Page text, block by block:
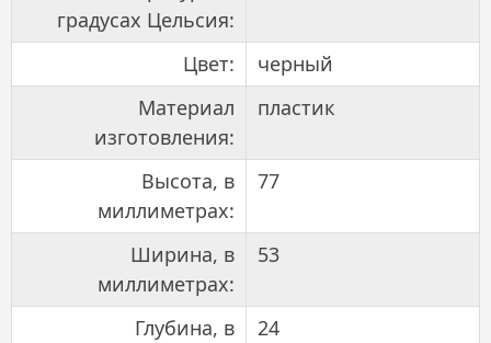
градусах Цельсия:
Цвет:
черный
Материал
изготовления:
пластик
Высота, в
миллиметрах:
77
Ширина, в
миллиметрах:
53
Глубина, в
24